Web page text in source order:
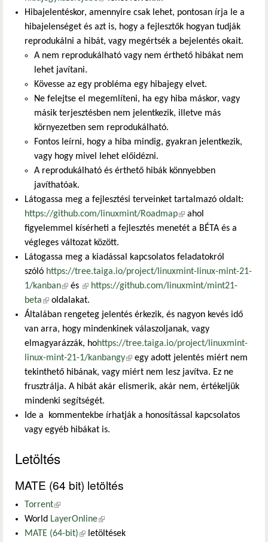
Hibajelentéskor, amennyire csak lehet, pontosan írja le a
hibajelenséget és azt is, hogy a fejlesztők hogyan tudják
reprodukálni a hibát, vagy megértsék a bejelentés okait.
A nem reprodukálható vagy nem érthető hibákat nem
lehet javítani.
Kövesse az egy probléma egy hibajegy elvet.
Ne felejtse el megemlíteni, ha egy hiba máskor, vagy
másik terjesztésben nem jelentkezik, illetve más
környezetben sem reprodukálható.
Fontos leírni, hogy a hiba mindig, gyakran jelentkezik,
vagy hogy mivel lehet előidézni.
A reprodukálható és érthető hibák könnyebben
javíthatóak.
Látogassa meg a fejlesztési terveinket tartalmazó oldalt:
https://github.com/linuxmint/Roadmap(külső hivatkozás)
ahol
figyelemmel kísérheti a fejlesztés menetét a BÉTA és a
végleges változat között.
Látogassa meg a kiadással kapcsolatos feladatokról
szóló https://tree.taiga.io/project/linuxmint-linux-mint-21-
1/kanban(külső hivatkozás)
és (külső hivatkozás)
https://github.com/linuxmint/mint21-
beta(külső hivatkozás)
oldalakat.
Általában rengeteg jelentés érkezik, és nagyon kevés idő
van arra, hogy mindenkinek válaszoljanak, vagy
elmagyarázzák, hohttps://tree.taiga.io/project/linuxmint-
linux-mint-21-1/kanbangy(külső hivatkozás)
egy adott jelentés miért nem
tekinthető hibának, vagy miért nem lesz javítva. Ez ne
frusztrálja. A hibát akár elismerik, akár nem, értékeljük
mindenki segítségét.
Ide a kommentekbe írhatják a honosítással kapcsolatos
vagy egyéb hibákat is.
Letöltés
MATE (64 bit) letöltés
Torrent(külső hivatkozás)
World LayerOnline(külső hivatkozás)
MATE (64-bit)(külső hivatkozás)
letöltések